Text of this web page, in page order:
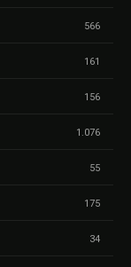
566
161
156
1.076
55
175
34